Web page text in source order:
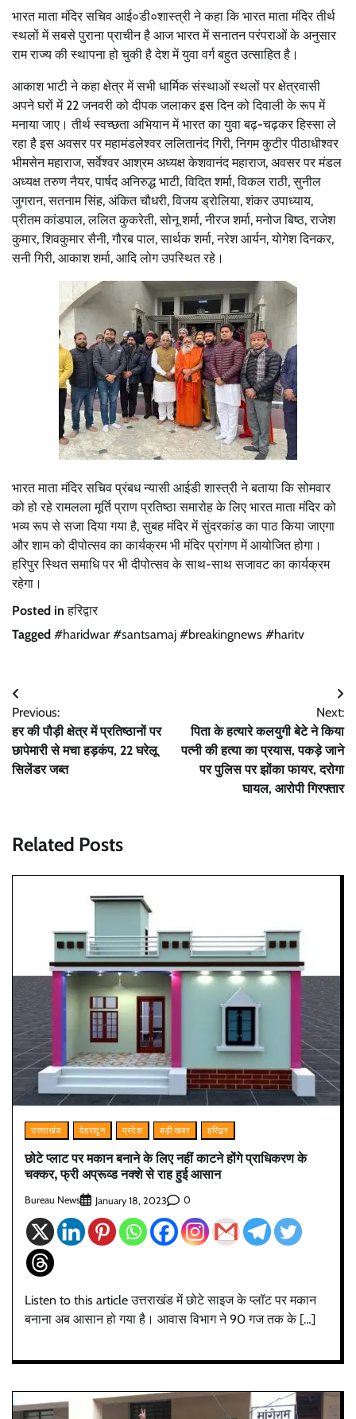
भारत माता मंदिर सचिव आई०डी०शास्त्री ने कहा कि भारत माता मंदिर तीर्थ
स्थलों में सबसे पुराना प्राचीन है आज भारत में सनातन परंपराओं के अनुसार
राम राज्य की स्थापना हो चुकी है देश में युवा वर्ग बहुत उत्साहित है।
आकाश भाटी ने कहा क्षेत्र में सभी धार्मिक संस्थाओं स्थलों पर क्षेत्रवासी
अपने घरों में 22 जनवरी को दीपक जलाकर इस दिन को दिवाली के रूप में
मनाया जाए। तीर्थ स्वच्छता अभियान में भारत का युवा बढ़-चढ़कर हिस्सा ले
रहा है इस अवसर पर महामंडलेश्वर ललितानंद गिरी, निगम कुटीर पीठाधीश्वर
भीमसेन महाराज, सर्वेश्वर आश्रम अध्यक्ष केशवानंद महाराज, अवसर पर मंडल
अध्यक्ष तरुण नैयर, पार्षद अनिरुद्ध भाटी, विदित शर्मा, विकल राठी, सुनील
जुगरान, सतनाम सिंह, अंकित चौधरी, विजय ड्रोलिया, शंकर उपाध्याय,
प्रीतम कांडपाल, ललित कुकरेती, सोनू शर्मा, नीरज शर्मा, मनोज बिष्ठ, राजेश
कुमार, शिवकुमार सैनी, गौरब पाल, सार्थक शर्मा, नरेश आर्यन, योगेश दिनकर,
सनी गिरी, आकाश शर्मा, आदि लोग उपस्थित रहे।
भारत माता मंदिर सचिव प्रंबध न्यासी आईडी शास्त्री ने बताया कि सोमवार
को हो रहे रामलला मूर्ति प्राण प्रतिष्ठा समारोह के लिए भारत माता मंदिर को
भव्य रूप से सजा दिया गया है, सुबह मंदिर में सुंदरकांड का पाठ किया जाएगा
और शाम को दीपोत्सव का कार्यक्रम भी मंदिर प्रांगण में आयोजित होगा।
हरिपुर स्थित समाधि पर भी दीपोत्सव के साथ-साथ सजावट का कार्यक्रम
रहेगा।
Posted inहरिद्वार
Tagged #haridwar #santsamaj #breakingnews #haritv
Post
navigation
Previous:
हर की पौड़ी क्षेत्र में प्रतिष्ठानों पर
छापेमारी से मचा हड़कंप, 22 घरेलू
सिलेंडर जब्त
Next:
पिता के हत्यारे कलयुगी बेटे ने किया
पत्नी की हत्या का प्रयास, पकड़े जाने
पर पुलिस पर झोंका फायर, दरोगा
घायल, आरोपी गिरफ्तार
Related Posts
उत्तराखंड देहरादून प्रदेश बड़ी खबर हरिद्वार
छोटे प्लाट पर मकान बनाने के लिए नहीं काटने होंगे प्राधिकरण के
चक्कर, फ्री अप्रूव्ड नक्शे से राह हुई आसान
Bureau News January 18, 2023 0
Listen to this article उत्तराखंड में छोटे साइज के प्लॉट पर मकान
बनाना अब आसान हो गया है। आवास विभाग ने 90 गज तक के […]